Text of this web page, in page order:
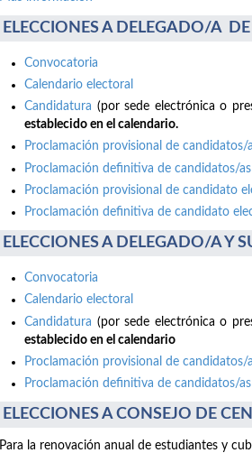
ELECCIONES A DELEGADO/A
Convocatoria
Calendario electoral
Candidatura (por sede electrónica o
establecido en el calendario.
Proclamación provisional de candidatos/
Proclamación definitiva de candidatos/as
Proclamación provisional de candidato
Proclamación definitiva de candidato
ELECCIONES A DELEGADO/A Y
Convocatoria
Calendario electoral
Candidatura (por sede electrónica o
establecido en el calendario
Proclamación provisional de candidatos/
Proclamación definitiva de candidatos/
ELECCIONES A CONSEJO DE
Para la renovación anual de estudiantes y